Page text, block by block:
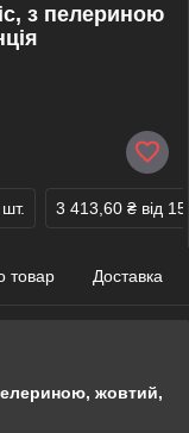
з пелериною
шт. 3 413,60 ₴ від
товар Доставка
жовтий,